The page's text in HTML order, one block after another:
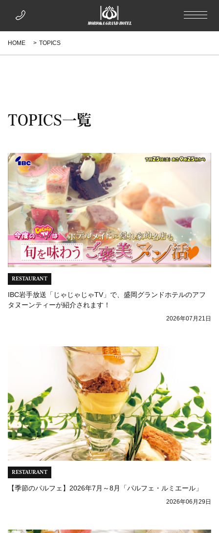
HOME TOPICS
TOPICS一覧
RESTAURANT
IBC岩手放送「じゃじゃじゃTV」で、盛岡グランドホテルのアフ
タヌーンティーが紹介されます！
2026年07月21日
RESTAURANT
【季節のパルフェ】2026年7月～8月「パルフェ・ルミエール」
2026年06月29日